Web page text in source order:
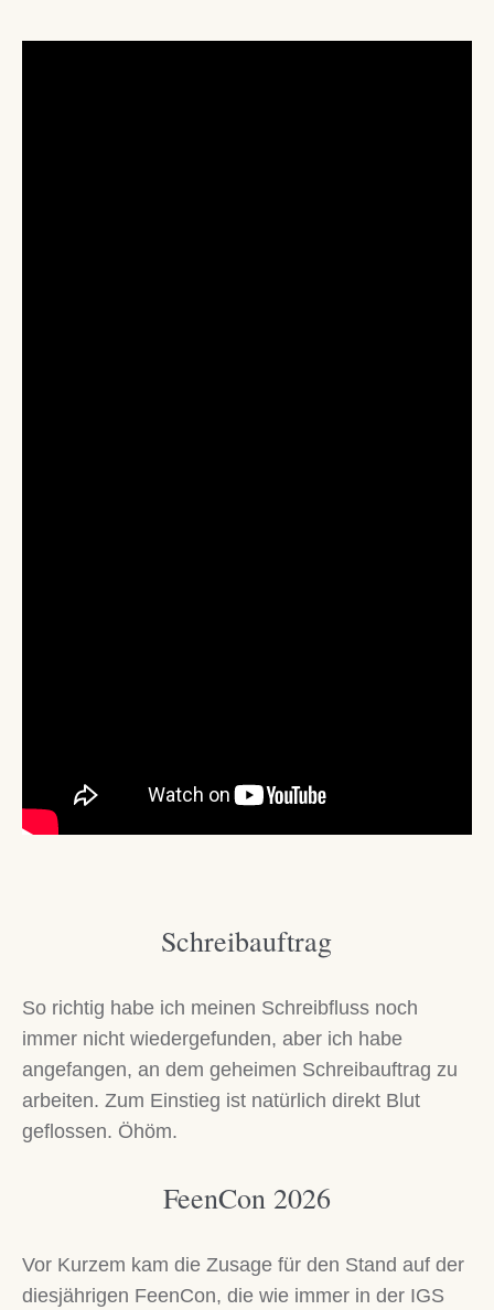
Schreibauftrag
So richtig habe ich meinen Schreibfluss noch
immer nicht wiedergefunden, aber ich habe
angefangen, an dem geheimen Schreibauftrag zu
arbeiten. Zum Einstieg ist natürlich direkt Blut
geflossen. Öhöm.
FeenCon 2026
Vor Kurzem kam die Zusage für den Stand auf der
diesjährigen FeenCon, die wie immer in der IGS